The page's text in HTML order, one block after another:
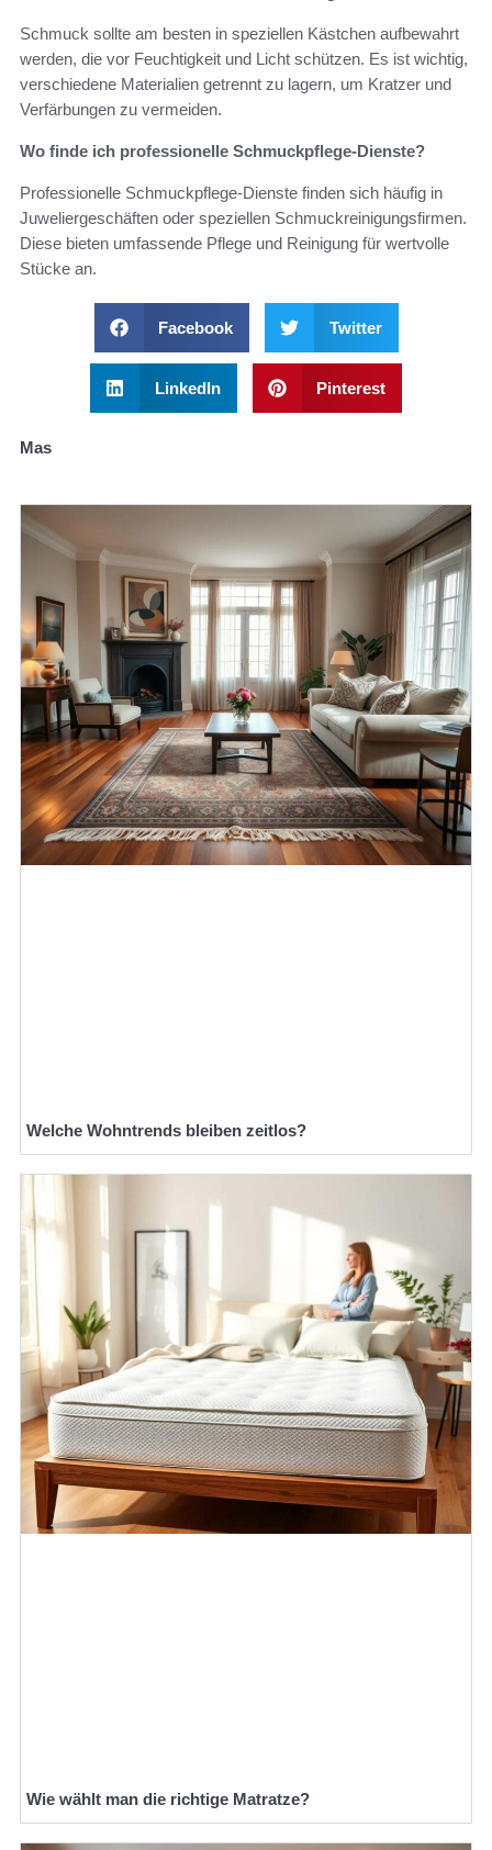
Schmuck sollte am besten in speziellen Kästchen aufbewahrt
werden, die vor Feuchtigkeit und Licht schützen. Es ist wichtig,
verschiedene Materialien getrennt zu lagern, um Kratzer und
Verfärbungen zu vermeiden.
Wo finde ich professionelle Schmuckpflege-Dienste?
Professionelle Schmuckpflege-Dienste finden sich häufig in
Juweliergeschäften oder speziellen Schmuckreinigungsfirmen.
Diese bieten umfassende Pflege und Reinigung für wertvolle
Stücke an.
Facebook Twitter
LinkedIn Pinterest
Mas
Welche Wohntrends bleiben zeitlos?
Wie wählt man die richtige Matratze?